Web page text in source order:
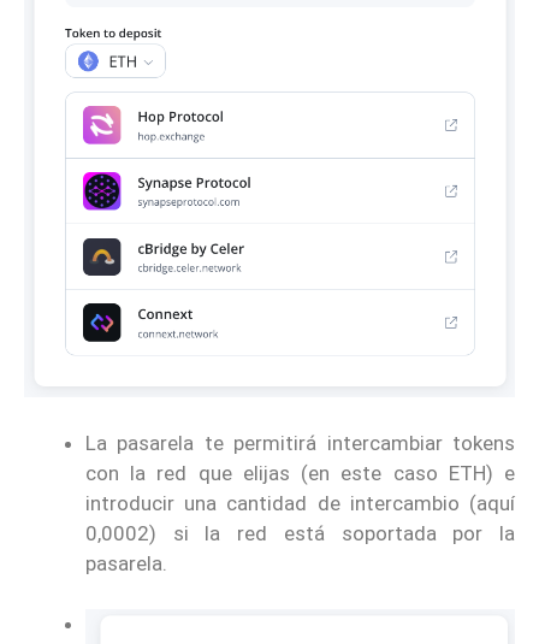
La pasarela te permitirá intercambiar tokens
con la red que elijas (en este caso ETH) e
introducir una cantidad de intercambio (aquí
0,0002) si la red está soportada por la
pasarela.